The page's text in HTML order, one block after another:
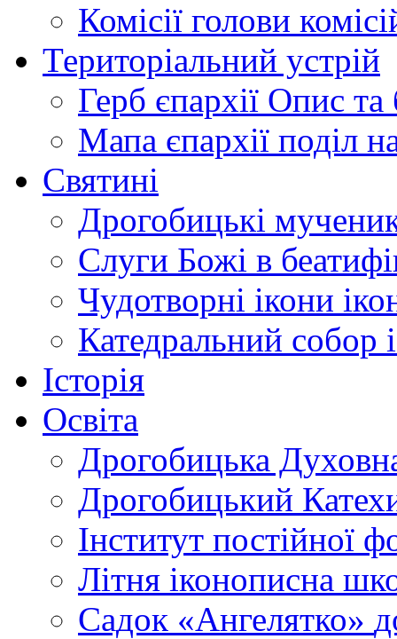
Комісії голови
Територіальний устрій
Герб єпархії Опис та
Мапа єпархії поділ
Святині
Дрогобицькі
Слуги Божі в
Чудотворні ікони
Катедральний собор
Історія
Освіта
Дрогобицька
Дрогобицький
Інститут постійної
Літня іконописна
Садок «Ангелятко»